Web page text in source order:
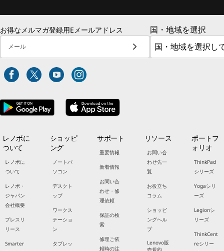
お得なメルマガ登録用Eメールアドレス
メール
国・地域を選択
レノボに
ついて
レノボに
ついて
レノボ・
ジャパン
会社概要
プレスリ
リース
Smarter
ショッピ
ング
ノートパ
ソコン
デスクト
ップ
ワークス
テーショ
ン
タブレッ
サポート
重要情報
新着情報
お問い合
わせ・修
理依頼
保証の検
索
修理ご依
頼時の注
リソース
お問い合
わせ先一
覧
お役立ち
コラム
ショッピ
ングヘル
プ
Lenovo販
売規約
ポートフ
ォリオ
ThinkPad
シリーズ
Yogaシリ
ーズ
Legionシ
リーズ
ThinkCent
reシリー